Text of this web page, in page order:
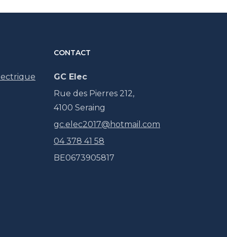
CONTACT
GC Elec
Rue des Pierres 212,
4100 Seraing
gc.elec2017@hotmail.com
04 378 41 58
BE0673905817